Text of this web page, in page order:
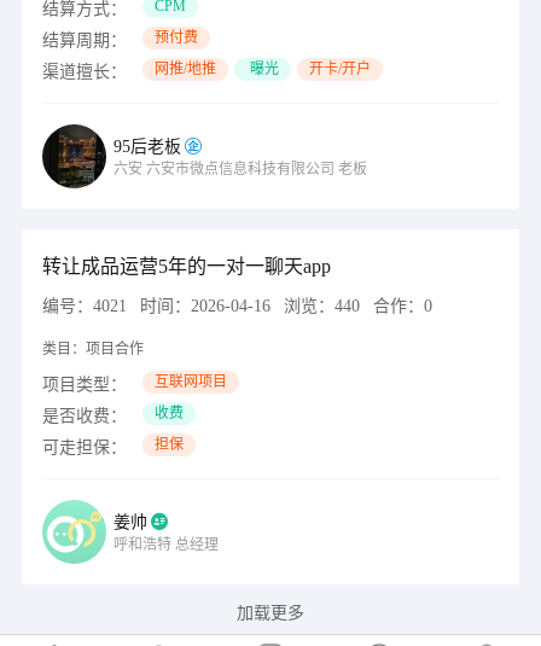
结算方式： CPM
结算周期： 预付费
渠道擅长： 网推/地推 曝光 开卡/开户
95后老板
六安 六安市微点信息科技有限公司 老板
转让成品运营5年的一对一聊天app
编号： 4021 时间： 2026-04-16 浏览： 440 合作： 0
类目： 项目合作
项目类型： 互联网项目
是否收费： 收费
可走担保： 担保
姜帅
呼和浩特 总经理
加载更多